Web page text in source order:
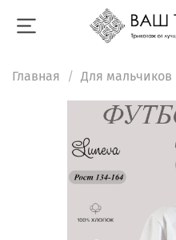
Главная Для мальчиков